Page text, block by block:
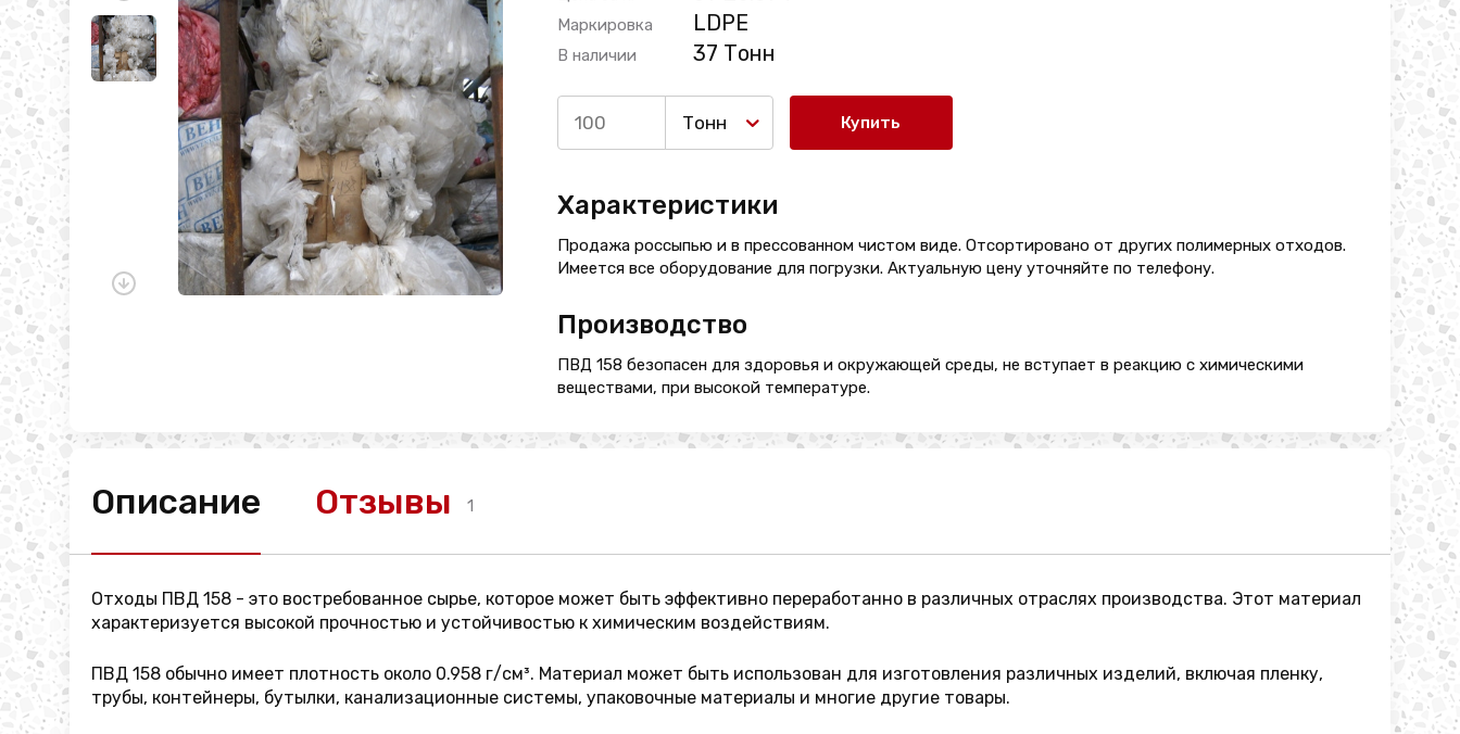
Маркировка LDPE
В наличии 37 Тонн
Тонн Купить
Характеристики
Продажа россыпью и в прессованном чистом виде. Отсортировано от других полимерных отходов.
Имеется все оборудование для погрузки. Актуальную цену уточняйте по телефону.
Производство
ПВД 158 безопасен для здоровья и окружающей среды, не вступает в реакцию с химическими
веществами, при высокой температуре.
Описание Отзывы 1
Отходы ПВД 158 - это востребованное сырье, которое может быть эффективно переработанно в различных отраслях производства. Этот материал
характеризуется высокой прочностью и устойчивостью к химическим воздействиям.
ПВД 158 обычно имеет плотность около 0.958 г/см³. Материал может быть использован для изготовления различных изделий, включая пленку,
трубы, контейнеры, бутылки, канализационные системы, упаковочные материалы и многие другие товары.